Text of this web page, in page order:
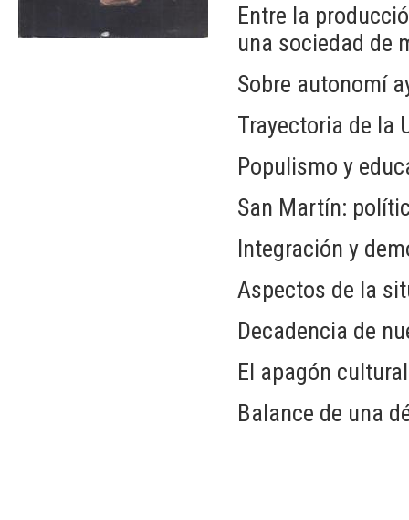
Entre la
una sociedad de
Sobre autonomí
Trayectoria de la
Populismo y
San Martín:
Integración y
Aspectos de la
Decadencia de
El apagón
Balance de una